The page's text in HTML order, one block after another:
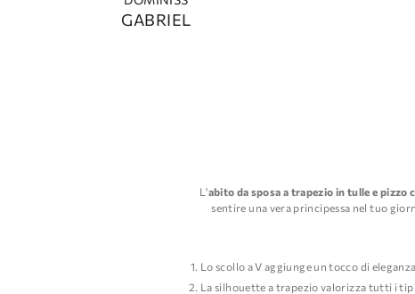
GABRIEL
L'abito da sposa a trapezio in tulle e pizzo
sentire una vera principessa nel tuo
Lo scollo a V aggiunge un tocco di
La silhouette a trapezio valorizza tutti i